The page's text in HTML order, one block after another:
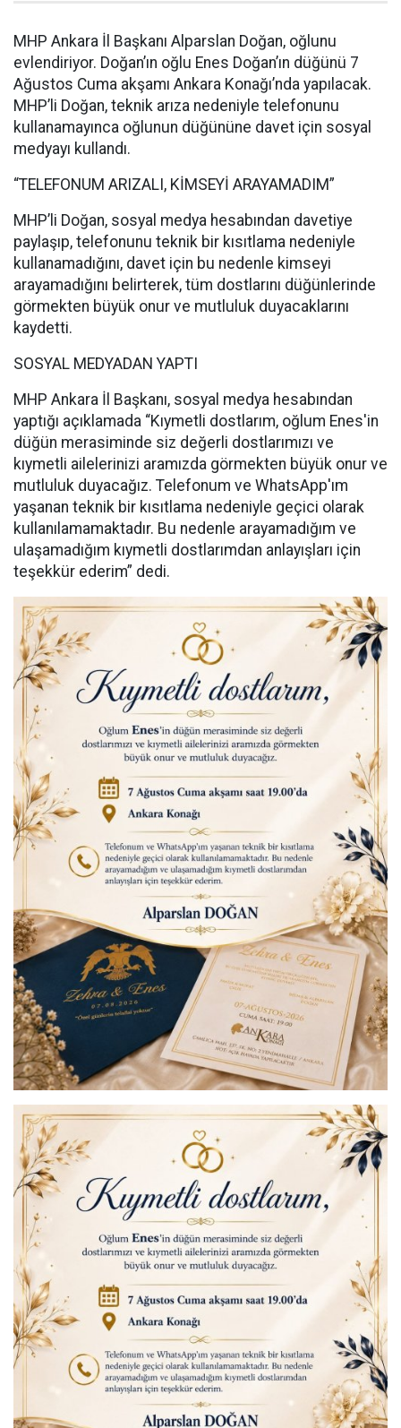
MHP Ankara İl Başkanı Alparslan Doğan, oğlunu
evlendiriyor. Doğan’ın oğlu Enes Doğan’ın düğünü 7
Ağustos Cuma akşamı Ankara Konağı’nda yapılacak.
MHP’li Doğan, teknik arıza nedeniyle telefonunu
kullanamayınca oğlunun düğününe davet için sosyal
medyayı kullandı.
“TELEFONUM ARIZALI, KİMSEYİ ARAYAMADIM”
MHP’li Doğan, sosyal medya hesabından davetiye
paylaşıp, telefonunu teknik bir kısıtlama nedeniyle
kullanamadığını, davet için bu nedenle kimseyi
arayamadığını belirterek, tüm dostlarını düğünlerinde
görmekten büyük onur ve mutluluk duyacaklarını
kaydetti.
SOSYAL MEDYADAN YAPTI
MHP Ankara İl Başkanı, sosyal medya hesabından
yaptığı açıklamada “Kıymetli dostlarım, oğlum Enes'in
düğün merasiminde siz değerli dostlarımızı ve
kıymetli ailelerinizi aramızda görmekten büyük onur ve
mutluluk duyacağız. Telefonum ve WhatsApp'ım
yaşanan teknik bir kısıtlama nedeniyle geçici olarak
kullanılamamaktadır. Bu nedenle arayamadığım ve
ulaşamadığım kıymetli dostlarımdan anlayışları için
teşekkür ederim” dedi.